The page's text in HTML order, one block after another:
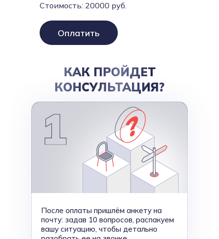
Стоимость: 20000 руб.
Оплатить
КАК ПРОЙДЕТ
КОНСУЛЬТАЦИЯ?
После оплаты пришлём анкету на
почту: задав 10 вопросов, распакуем
вашу ситуацию, чтобы детально